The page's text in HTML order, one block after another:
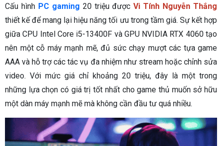
Cấu hình PC gaming 20 triệu đượcVi Tính Nguyễn Thắng
thiết kế để mang lại hiệu năng tối ưu trong tầm giá. Sự kết hợp
giữa CPU Intel Core i5-13400F và GPU NVIDIA RTX 4060 tạo
nên một cỗ máy mạnh mẽ, đủ sức chạy mượt các tựa game
AAA và hỗ trợ các tác vụ đa nhiệm như stream hoặc chỉnh sửa
video. Với mức giá chỉ khoảng 20 triệu, đây là một trong
những lựa chọn có giá trị tốt nhất cho game thủ muốn sở hữu
một dàn máy mạnh mẽ mà không cần đầu tư quá nhiều.